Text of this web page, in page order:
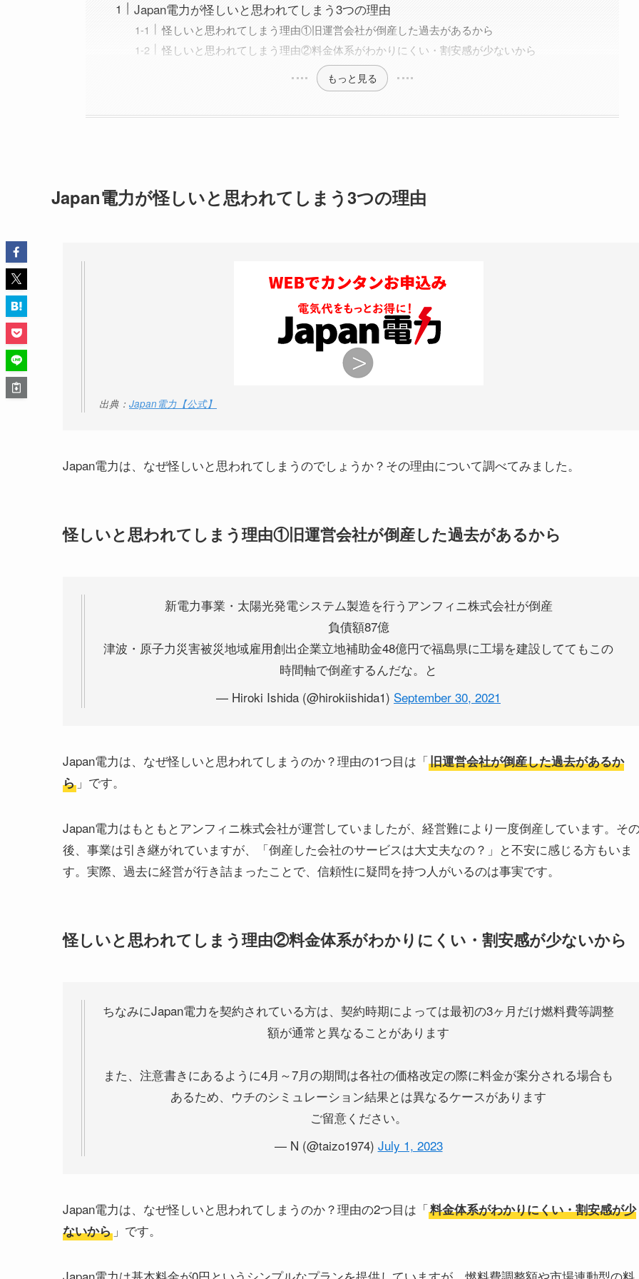
Japan電力が怪しいと思われてしまう3つの理由
怪しいと思われてしまう理由①旧運営会社が倒産した過去があるから
怪しいと思われてしまう理由②料金体系がわかりにくい・割安感が少ないから
もっと見る
Japan電力が怪しいと思われてしまう3つの理由
出典： Japan電力【公式】
Japan電力は、なぜ怪しいと思われてしまうのでしょうか？その理由について調べてみました。
怪しいと思われてしまう理由①旧運営会社が倒産した過去があるから
新電力事業・太陽光発電システム製造を行うアンフィニ株式会社が倒産
負債額87億
津波・原子力災害被災地域雇用創出企業立地補助金48億円で福島県に工場を建設しててもこの
時間軸で倒産するんだな。と
— Hiroki Ishida (@hirokiishida1) September 30, 2021
Japan電力は、なぜ怪しいと思われてしまうのか？理由の1つ目は「 旧運営会社が倒産した過去があるか
ら」です。
Japan電力はもともとアンフィニ株式会社が運営していましたが、経営難により一度倒産しています。そ
後、事業は引き継がれていますが、「倒産した会社のサービスは大丈夫なの？」と不安に感じる方もいま
す。実際、過去に経営が行き詰まったことで、信頼性に疑問を持つ人がいるのは事実です。
怪しいと思われてしまう理由②料金体系がわかりにくい・割安感が少ないから
ちなみにJapan電力を契約されている方は、契約時期によっては最初の3ヶ月だけ燃料費等調整
また、注意書きにあるように4月～7月の期間は各社の価格改定の際に料金が案分される場合も
あるため、ウチのシミュレーション結果とは異なるケースがあります
— N (@taizo1974)
July 1, 2023
Japan電力は、なぜ怪しいと思われてしまうのか？理由の2つ目は「
料金体系がわかりにくい・割安感が少
ないから